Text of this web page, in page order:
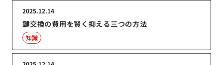
鍵交換の費用を賢く抑える三つの方法
2025.12.14
知識